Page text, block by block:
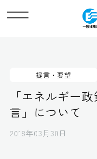
メ
提言・要望
「エネルギー
言」について
2018年03月30日